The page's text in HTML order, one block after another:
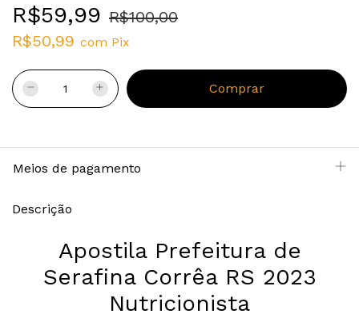
R$59,99 R$100,00
R$50,99 com Pix
Meios de pagamento
Descrição
Apostila Prefeitura de
Serafina Corrêa RS 2023
Nutricionista